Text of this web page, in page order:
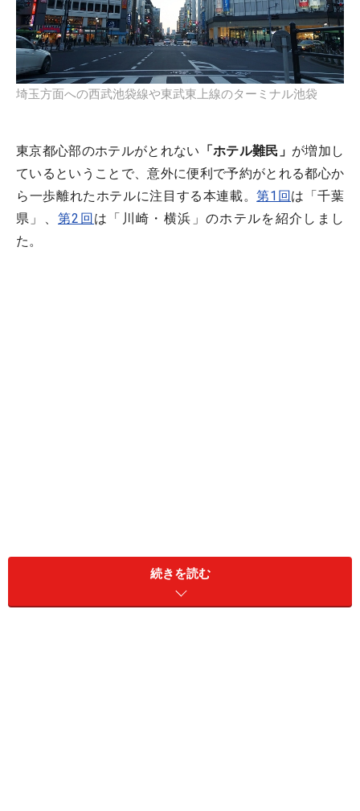
埼玉方面への西武池袋線や東武東上線のターミナル池袋
東京都心部のホテルがとれない 「ホテル難民」 が増加し
ているということで、意外に便利で予約がとれる都心か
ら一歩離れたホテルに注目する本連載。第1回は「千葉
県」、第2回 は「川崎・横浜」のホテルを紹介しまし
た。
からも直通でアクセスできる埼玉方面の穴場ホテルを紹
続きを読む